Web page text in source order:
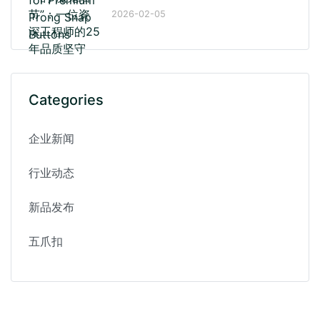
2026-02-05
Categories
企业新闻
行业动态
新品发布
五爪扣